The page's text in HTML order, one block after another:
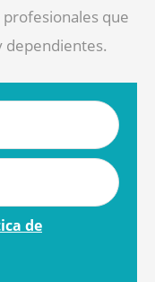
que
dependientes.
de